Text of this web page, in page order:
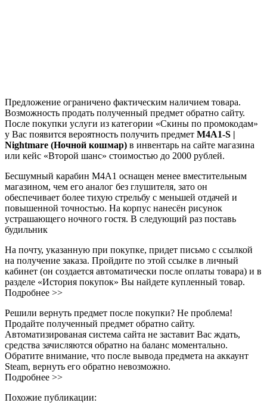
Предложение ограничено фактическим наличием товара.
Возможность продать полученный предмет обратно сайту.
После покупки услуги из категории «Скины по промокодам»
у Вас появится вероятность получить предмет M4A1-S |
Nightmare (Ночной кошмар) в инвентарь на сайте магазина
или кейс «Второй шанс» стоимостью до 2000 рублей.
Бесшумный карабин M4A1 оснащен менее вместительным
магазином, чем его аналог без глушителя, зато он
обеспечивает более тихую стрельбу с меньшей отдачей и
повышенной точностью. На корпус нанесён рисунок
устрашающего ночного гостя. В следующий раз поставь
будильник
На почту, указанную при покупке, придет письмо с ссылкой
на получение заказа. Пройдите по этой ссылке в личный
кабинет (он создается автоматически после оплаты товара) и в
разделе «История покупок» Вы найдете купленный товар.
Подробнее >>
Решили вернуть предмет после покупки? Не проблема!
Продайте полученный предмет обратно сайту.
Автоматизированая система сайта не заставит Вас ждать,
средства зачисляются обратно на баланс моментально.
Обратите внимание, что после вывода предмета на аккаунт
Steam, вернуть его обратно невозможно.
Подробнее >>
Похожие публикации: